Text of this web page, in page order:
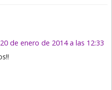
20 de enero de 2014 a las 12:33